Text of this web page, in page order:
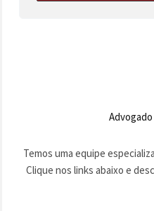
Temos uma equipe
Clique nos links abaixo e